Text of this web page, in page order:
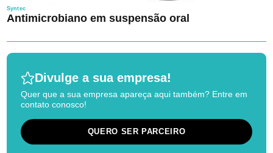
Syntec
Antimicrobiano em suspensão oral
Divulge a sua empresa!
Quer que a sua empresa apareça aqui também? Entre em
contato conosco!
QUERO SER PARCEIRO